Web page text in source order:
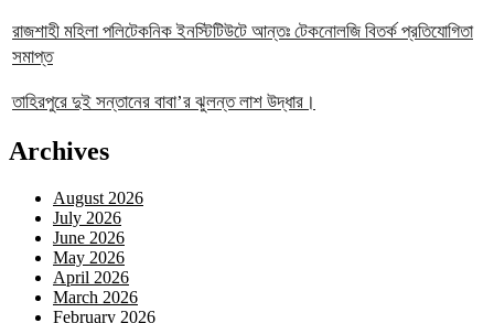
রাজশাহী মহিলা পলিটেকনিক ইনস্টিটিউটে আন্তঃ টেকনোলজি বিতর্ক প্রতিযোগিতা
সমাপ্ত
তাহিরপুরে দুই সন্তানের বাবা’র ঝুলন্ত লাশ উদ্ধার।
Archives
August 2026
July 2026
June 2026
May 2026
April 2026
March 2026
February 2026